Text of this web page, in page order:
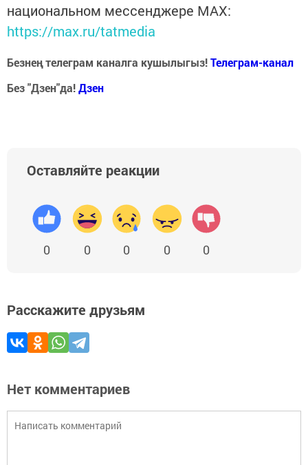
национальном мессенджере MАХ:
https://max.ru/tatmedia
Безнең телеграм каналга кушылыгыз!Телеграм-канал
Без "Дзен"да!Дзен
Оставляйте реакции
0 0 0 0 0
Расскажите друзьям
Нет комментариев